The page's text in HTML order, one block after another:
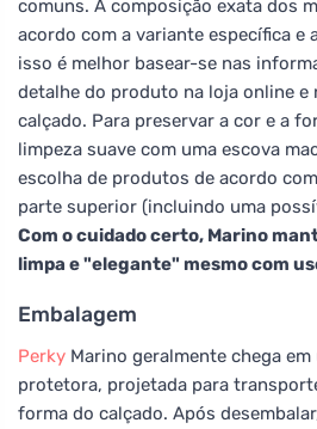
comuns. A composição exata dos
acordo com a variante específica e
isso é melhor basear-se nas
detalhe do produto na loja online e
calçado. Para preservar a cor e a
limpeza suave com uma escova
escolha de produtos de acordo
parte superior (incluindo uma
Com o cuidado certo, Marino
limpa e "elegante" mesmo com
Embalagem
Perky Marino geralmente chega em
protetora, projetada para
forma do calçado. Após